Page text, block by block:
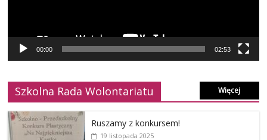
00:00 02:53
Szkolna Rada Wolontariatu Więcej
Ruszamy z konkursem!
19 listopada 2025